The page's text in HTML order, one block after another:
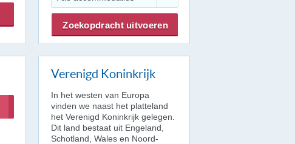
Verenigd Koninkrijk
In het westen van Europa
vinden we naast het platteland
het Verenigd Koninkrijk gelegen.
Dit land bestaat uit Engeland,
Schotland, Wales en Noord-